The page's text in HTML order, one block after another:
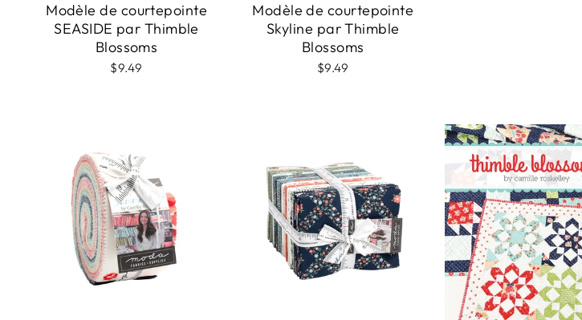
Modèle de courtepointe
SEASIDE par Thimble
Blossoms
$9.49
Modèle de courtepointe
Skyline par Thimble
Blossoms
$9.49